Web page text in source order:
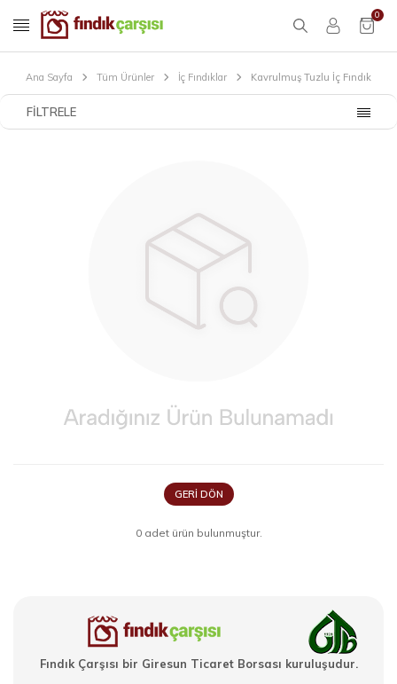
0
Ana Sayfa Tüm Ürünler İç Fındıklar Kavrulmuş Tuzlu İç Fındık
FILTRELE
GERI DÖN
0 adet ürün bulunmuştur.
Fındık Çarşısı bir Giresun Ticaret Borsası kuruluşudur.